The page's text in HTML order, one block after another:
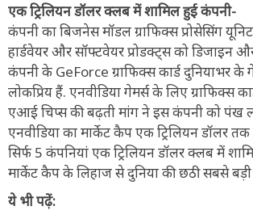
एक ट्रिलियन डॉलर क्लब में शामिल हुई कंपनी-
कंपनी का बिजनेस मॉडल ग्राफिक्स प्रोसेसिंग
हार्डवेयर और सॉफ्टवेयर प्रोडक्ट्स को डिजाइन
कंपनी के GeForce ग्राफिक्स कार्ड दुनियाभर के
लोकप्रिय हैं. एनवीडिया गेमर्स के लिए ग्राफिक्स
एआई चिप्स की बढ़ती मांग ने इस कंपनी को पंख
एनवीडिया का मार्केट कैप एक ट्रिलियन डॉलर
सिर्फ 5 कंपनियां एक ट्रिलियन डॉलर क्लब में
मार्केट कैप के लिहाज से दुनिया की छठी सबसे
ये भी पढ़ें: